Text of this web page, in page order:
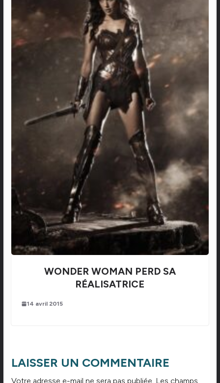
WONDER WOMAN PERD SA
RÉALISATRICE
14 avril 2015
LAISSER UN COMMENTAIRE
Votre adresse e-mail ne sera pas publiée. Les champs